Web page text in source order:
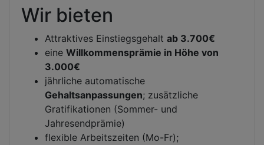
Wir bieten
Attraktives Einstiegsgehalt ab 3.700€
eine Willkommensprämie in Höhe von
3.000€
jährliche automatische
Gehaltsanpassungen; zusätzliche
Gratifikationen (Sommer- und
Jahresendprämie)
flexible Arbeitszeiten (Mo-Fr);